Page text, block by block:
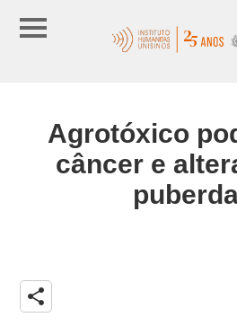
Agrotóxico
câncer e
share